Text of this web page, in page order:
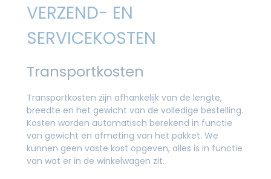
VERZEND- EN
SERVICEKOSTEN
Transportkosten
Transportkosten zijn afhankelijk van de lengte,
breedte en het gewicht van de volledige bestelling.
Kosten worden automatisch berekend in functie
van gewicht en afmeting van het pakket. We
kunnen geen vaste kost opgeven, alles is in functie
van wat er in de winkelwagen zit.